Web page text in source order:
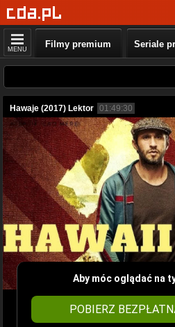
MENU Filmy premium Seriale
Hawaje (2017) Lektor 01:49:30
Aby móc oglądać na
POBIERZ